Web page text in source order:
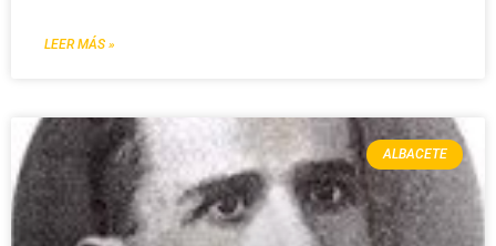
LEER MÁS »
ALBACETE